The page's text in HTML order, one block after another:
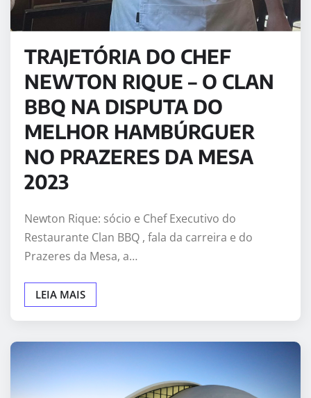
TRAJETÓRIA DO CHEF
NEWTON RIQUE – O CLAN
BBQ NA DISPUTA DO
MELHOR HAMBÚRGUER
NO PRAZERES DA MESA
2023
Newton Rique: sócio e Chef Executivo do
Restaurante Clan BBQ , fala da carreira e do
Prazeres da Mesa, a…
LEIA MAIS